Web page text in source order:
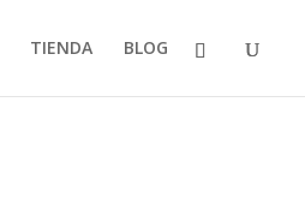
TIENDA BLOG